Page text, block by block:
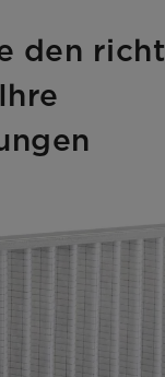
den